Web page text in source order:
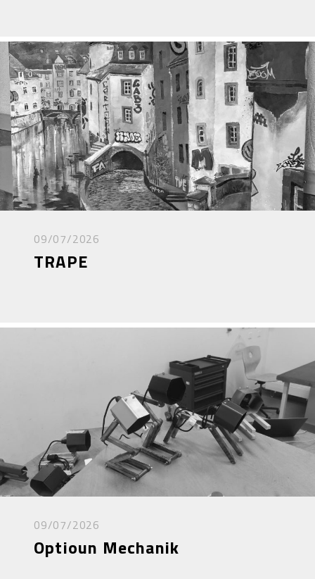
09/07/2026
TRAPE
09/07/2026
Optioun Mechanik